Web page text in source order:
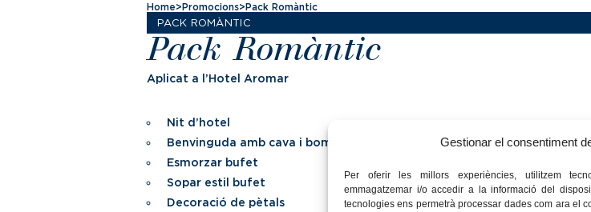
Gestionar el consentiment
Per oferir les millors experiències, utilitzem
emmagatzemar i/o accedir a la informació del
tecnologies ens permetrà processar dades com ara el
Home>Promocions>Pack Romàntic
PACK ROMÀNTIC
Pack Romàntic
Aplicat a l’Hotel Aromar
Nit d’hotel
Benvinguda amb cava i bombons
Esmorzar bufet
Sopar estil bufet
Decoració de pètals